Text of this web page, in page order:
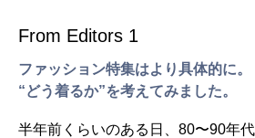
From Editors 1
ファッション特集はより具体的に。
“どう着るか”を考えてみました。
半年前くらいのある日、80〜90年